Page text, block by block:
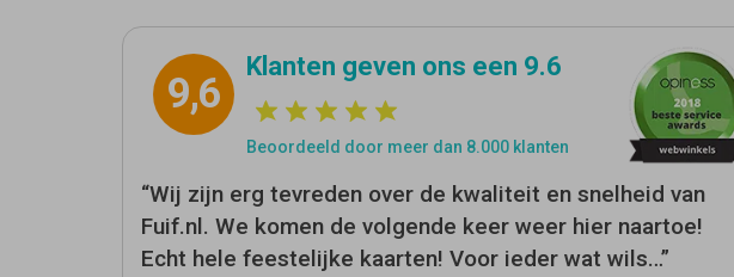
9,6
Klanten geven ons een 9.6
Beoordeeld door meer dan 8.000 klanten
“Wij zijn erg tevreden over de kwaliteit en snelheid van
Fuif.nl. We komen de volgende keer weer hier naartoe!
Echt hele feestelijke kaarten! Voor ieder wat wils…”